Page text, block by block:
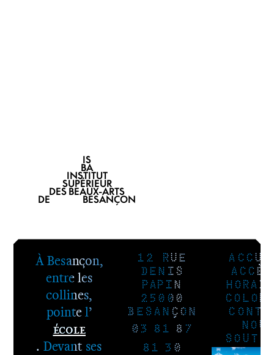
IS
BA
INSTITUT
SUPÉRIEUR
DES BEAUX-ARTS
DE BESANÇON
À Besançon,
entre les
collines,
pointe l’
École
. Devant ses
12 RUE
DENIS
PAPIN
25000
BESANÇON
03 81 87
81 30